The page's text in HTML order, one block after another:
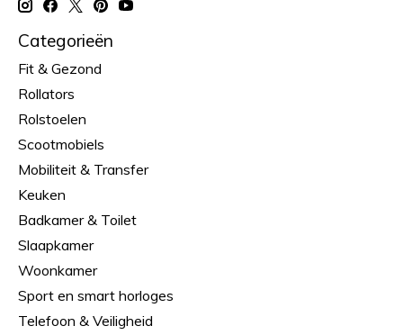
Categorieën
Fit & Gezond
Rollators
Rolstoelen
Scootmobiels
Mobiliteit & Transfer
Keuken
Badkamer & Toilet
Slaapkamer
Woonkamer
Sport en smart horloges
Telefoon & Veiligheid